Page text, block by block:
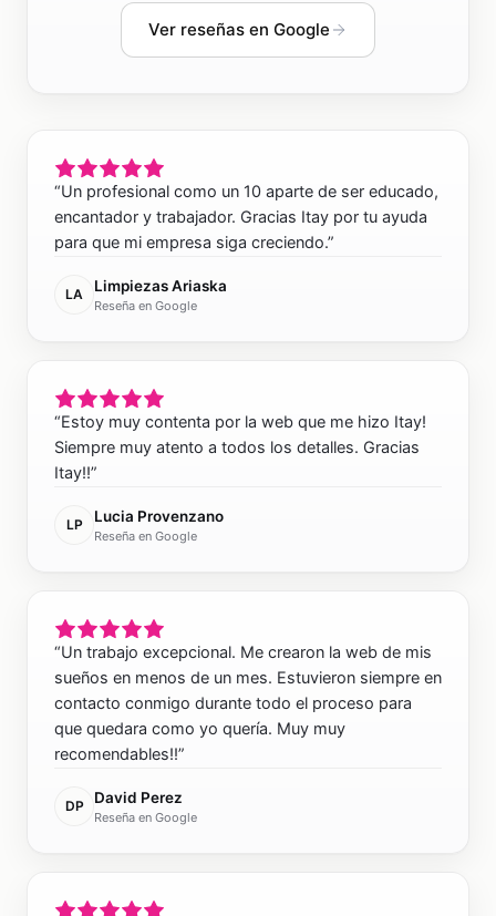
Ver reseñas en Google
“Un profesional como un 10 aparte de ser educado,
encantador y trabajador. Gracias Itay por tu ayuda
para que mi empresa siga creciendo.”
LA Limpiezas Ariaska
Reseña en Google
“Estoy muy contenta por la web que me hizo Itay!
Siempre muy atento a todos los detalles. Gracias
Itay!!”
LP Lucia Provenzano
Reseña en Google
“Un trabajo excepcional. Me crearon la web de mis
sueños en menos de un mes. Estuvieron siempre en
contacto conmigo durante todo el proceso para
que quedara como yo quería. Muy muy
recomendables!!”
DP David Perez
Reseña en Google